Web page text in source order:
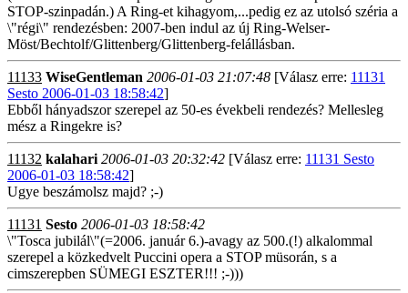
STOP-szinpadán.) A Ring-et kihagyom,...pedig ez az utolsó széria a
\"régi\" rendezésben: 2007-ben indul az új Ring-Welser-
Möst/Bechtolf/Glittenberg/Glittenberg-felállásban.
11133 WiseGentleman 2006-01-03 21:07:48 [Válasz erre: 11131
Sesto 2006-01-03 18:58:42]
Ebből hányadszor szerepel az 50-es évekbeli rendezés? Mellesleg
mész a Ringekre is?
11132 kalahari 2006-01-03 20:32:42 [Válasz erre: 11131 Sesto
2006-01-03 18:58:42]
Ugye beszámolsz majd? ;-)
11131 Sesto 2006-01-03 18:58:42
\"Tosca jubilál\"(=2006. január 6.)-avagy az 500.(!) alkalommal
szerepel a közkedvelt Puccini opera a STOP müsorán, s a
cimszerepben SÜMEGI ESZTER!!! ;-)))